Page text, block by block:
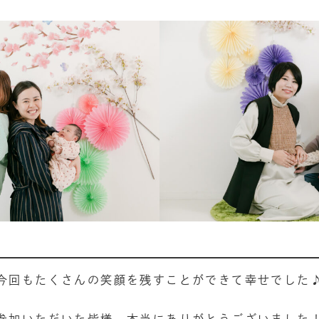
回もたくさんの笑顔を残すことができて幸せでした